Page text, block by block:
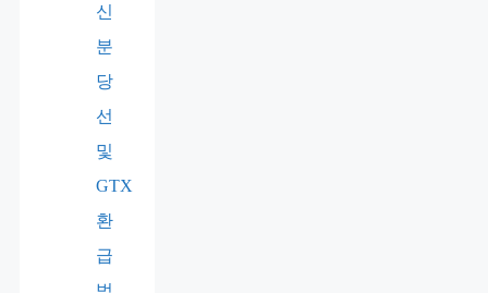
신
분
당
선
및
GTX
환
급